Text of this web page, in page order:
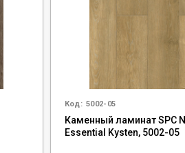
Код: 5002-05
Каменный ламинат SPC
Essential Kysten, 5002-05